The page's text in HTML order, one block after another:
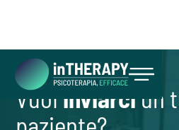
Inizia ora
Vuoi inviarci un